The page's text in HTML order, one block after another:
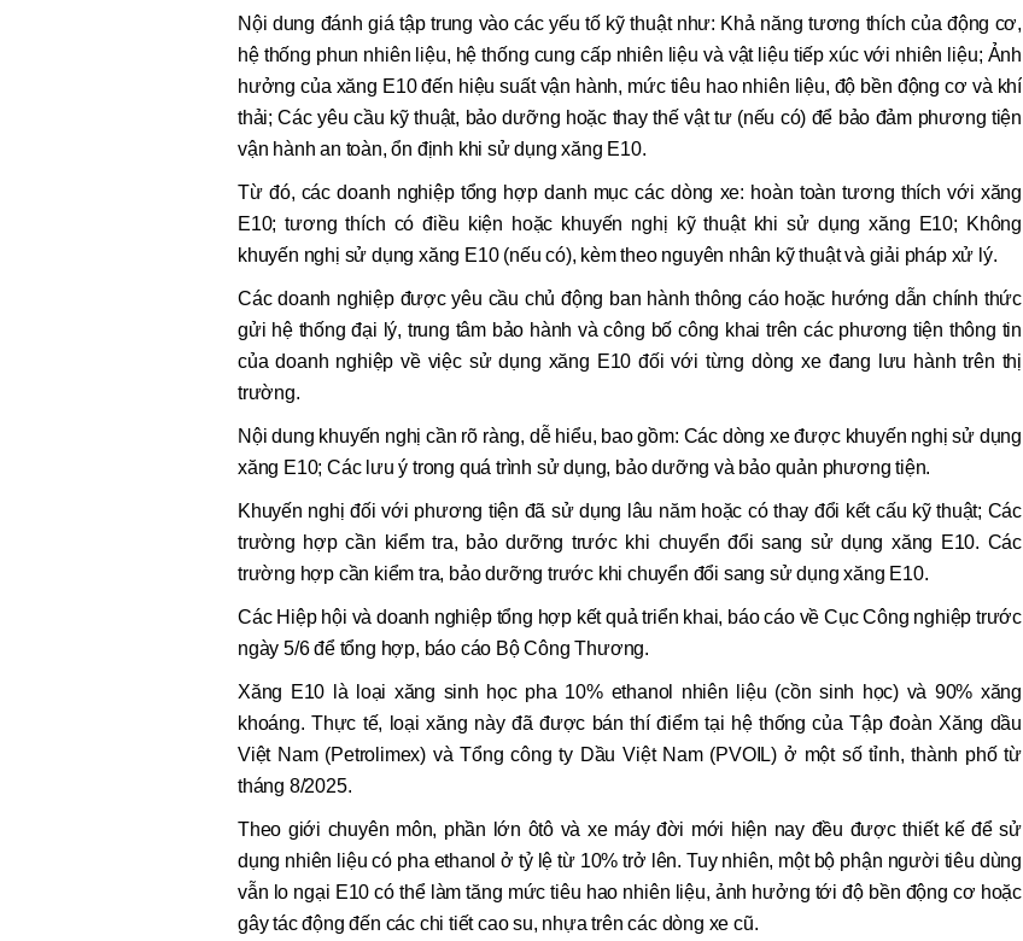
Nội dung đánh giá tập trung vào các yếu tố kỹ thuật như: Khả năng tương thích của động cơ,
hệ thống phun nhiên liệu, hệ thống cung cấp nhiên liệu và vật liệu tiếp xúc với nhiên liệu; Ảnh
hưởng của xăng E10 đến hiệu suất vận hành, mức tiêu hao nhiên liệu, độ bền động cơ và khí
thải; Các yêu cầu kỹ thuật, bảo dưỡng hoặc thay thế vật tư (nếu có) để bảo đảm phương tiện
vận hành an toàn, ổn định khi sử dụng xăng E10.
Từ đó, các doanh nghiệp tổng hợp danh mục các dòng xe: hoàn toàn tương thích với xăng
E10; tương thích có điều kiện hoặc khuyến nghị kỹ thuật khi sử dụng xăng E10; Không
khuyến nghị sử dụng xăng E10 (nếu có), kèm theo nguyên nhân kỹ thuật và giải pháp xử lý.
Các doanh nghiệp được yêu cầu chủ động ban hành thông cáo hoặc hướng dẫn chính thức
gửi hệ thống đại lý, trung tâm bảo hành và công bố công khai trên các phương tiện thông tin
của doanh nghiệp về việc sử dụng xăng E10 đối với từng dòng xe đang lưu hành trên thị
trường.
Nội dung khuyến nghị cần rõ ràng, dễ hiểu, bao gồm: Các dòng xe được khuyến nghị sử dụng
xăng E10; Các lưu ý trong quá trình sử dụng, bảo dưỡng và bảo quản phương tiện.
Khuyến nghị đối với phương tiện đã sử dụng lâu năm hoặc có thay đổi kết cấu kỹ thuật; Các
trường hợp cần kiểm tra, bảo dưỡng trước khi chuyển đổi sang sử dụng xăng E10. Các
trường hợp cần kiểm tra, bảo dưỡng trước khi chuyển đổi sang sử dụng xăng E10.
Các Hiệp hội và doanh nghiệp tổng hợp kết quả triển khai, báo cáo về Cục Công nghiệp trước
ngày 5/6 để tổng hợp, báo cáo Bộ Công Thương.
Xăng E10 là loại xăng sinh học pha 10% ethanol nhiên liệu (cồn sinh học) và 90% xăng
khoáng. Thực tế, loại xăng này đã được bán thí điểm tại hệ thống của Tập đoàn Xăng dầu
Việt Nam (Petrolimex) và Tổng công ty Dầu Việt Nam (PVOIL) ở một số tỉnh, thành phố từ
tháng 8/2025.
Theo giới chuyên môn, phần lớn ôtô và xe máy đời mới hiện nay đều được thiết kế để sử
dụng nhiên liệu có pha ethanol ở tỷ lệ từ 10% trở lên. Tuy nhiên, một bộ phận người tiêu dùng
vẫn lo ngại E10 có thể làm tăng mức tiêu hao nhiên liệu, ảnh hưởng tới độ bền động cơ hoặc
gây tác động đến các chi tiết cao su, nhựa trên các dòng xe cũ.